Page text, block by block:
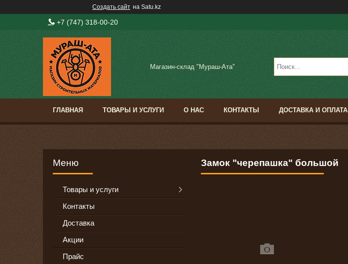
Создать сайт на Satu.kz
+7 (747) 318-00-20
Магазин-склад "Мураш-Ата"
ГЛАВНАЯ ТОВАРЫ И УСЛУГИ О НАС КОНТАКТЫ ДОСТАВКА И ОПЛАТА
Замок "черепашка" большой
Товары и услуги
Контакты
Доставка
Акции
Прайс